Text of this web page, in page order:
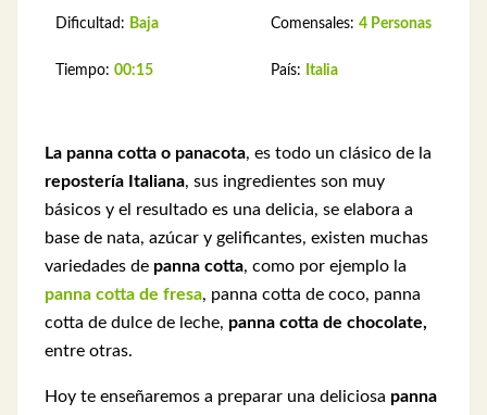
Dificultad: Baja
Tiempo: 00:15
Comensales: 4 Personas
País: Italia
La panna cotta o panacota, es todo un clásico de la
repostería Italiana, sus ingredientes son muy
básicos y el resultado es una delicia, se elabora a
base de nata, azúcar y gelificantes, existen muchas
variedades de panna cotta, como por ejemplo la
panna cotta de fresa, panna cotta de coco, panna
cotta de dulce de leche, panna cotta de chocolate,
entre otras.
Hoy te enseñaremos a preparar una deliciosa panna